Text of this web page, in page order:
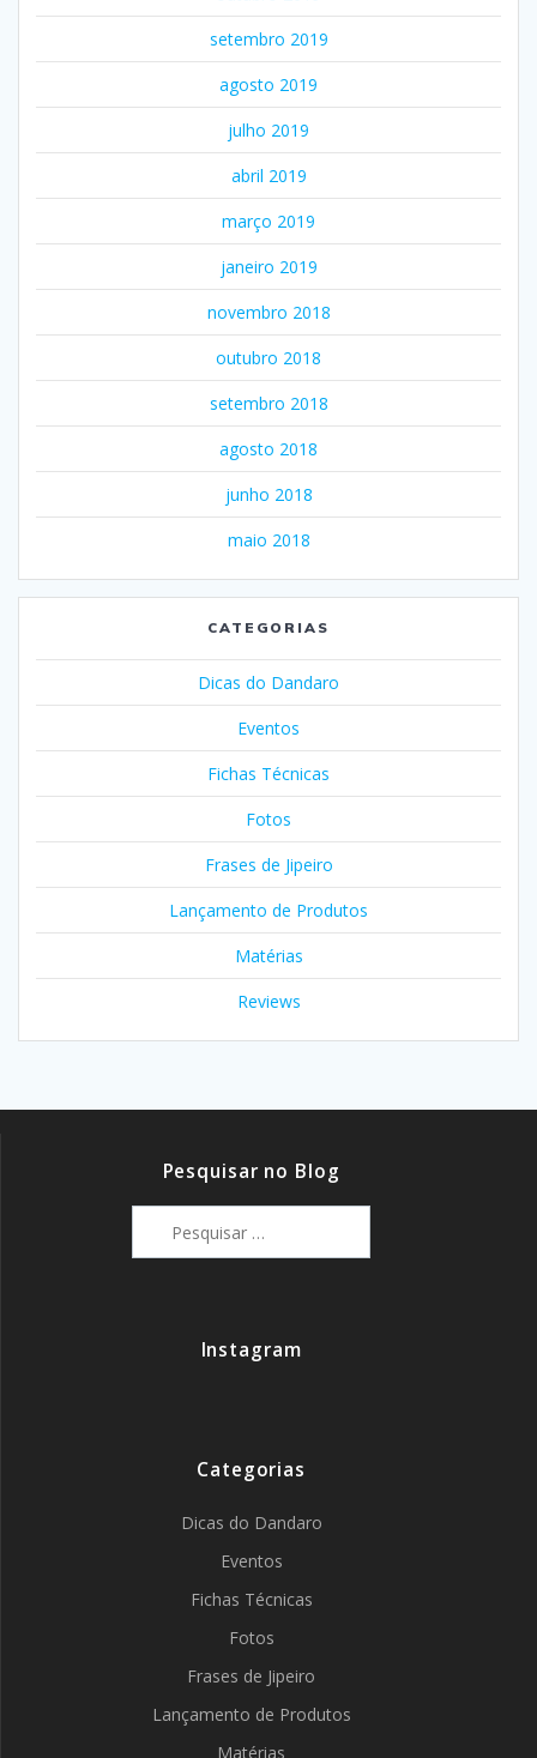
setembro 2019
agosto 2019
julho 2019
abril 2019
março 2019
janeiro 2019
novembro 2018
outubro 2018
setembro 2018
agosto 2018
junho 2018
maio 2018
CATEGORIAS
Dicas do Dandaro
Eventos
Fichas Técnicas
Fotos
Frases de Jipeiro
Lançamento de Produtos
Matérias
Reviews
Pesquisar no Blog
Instagram
Categorias
Dicas do Dandaro
Eventos
Fichas Técnicas
Fotos
Frases de Jipeiro
Lançamento de Produtos
Matérias